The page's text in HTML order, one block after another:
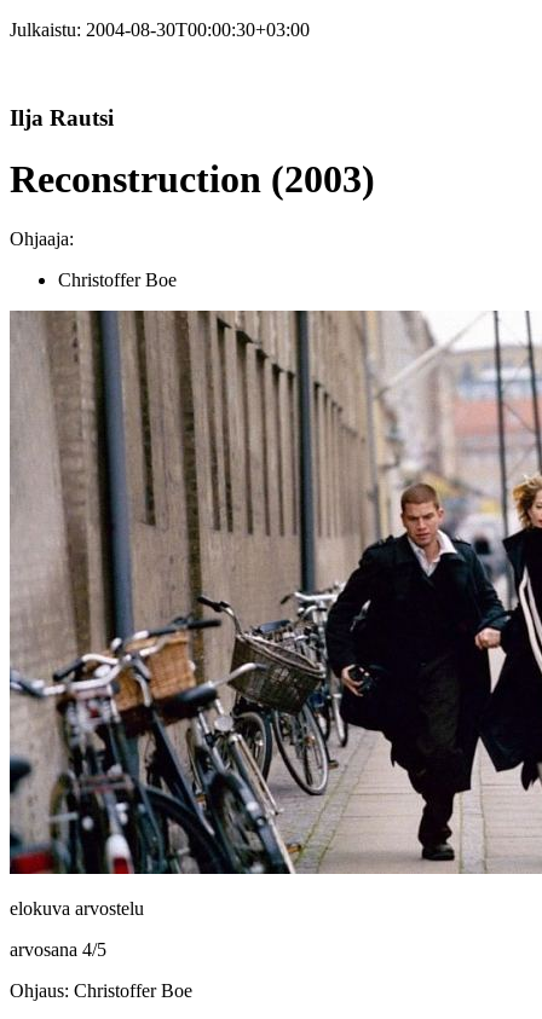
Julkaistu: 2004-08-30T00:00:30+03:00
Ilja Rautsi
Reconstruction (2003)
Ohjaaja:
Christoffer Boe
elokuva arvostelu
arvosana 4/5
Ohjaus: Christoffer Boe